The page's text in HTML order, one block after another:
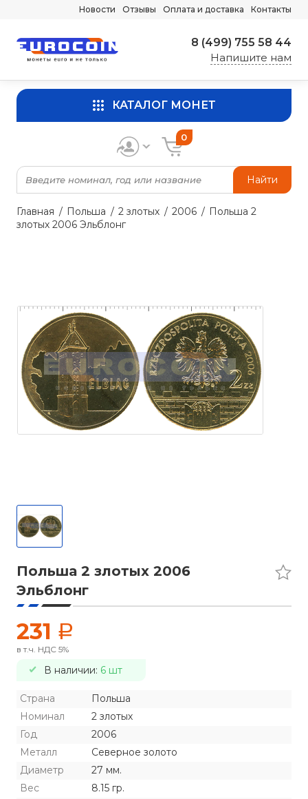
Новости Отзывы Оплата и доставка Контакты
8 (499) 755 58 44
Напишите нам
КАТАЛОГ МОНЕТ
Найти
0
Главная Польша 2 злотых 2006
Польша 2
злотых 2006 Эльблонг
Польша 2 злотых 2006
Эльблонг
231 a
в т.ч. НДС 5%
В наличии: 6 шт
Страна
Польша
Номинал
2 злотых
Год
2006
Металл
Северное золото
Диаметр
27 мм.
Вес
8.15 гр.